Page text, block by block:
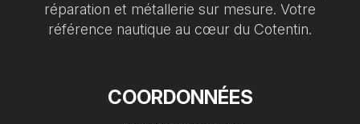
réparation et métallerie sur mesure. Votre
référence nautique au cœur du Cotentin.
COORDONNÉES